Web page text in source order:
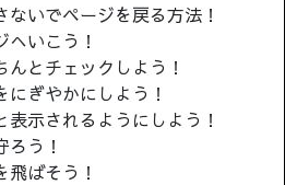
いでページを戻る方法！
いこう！
とチェックしよう！
ぎやかにしよう！
示されるようにしよう！
う！
ばそう！